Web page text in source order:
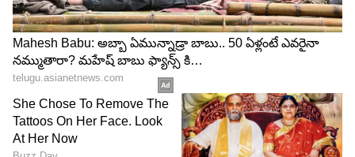
DOWNLOAD APP
RECOMMENDED STORIES